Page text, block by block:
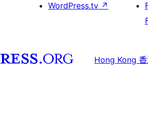
WordPress.tv ↗
Hong Kong